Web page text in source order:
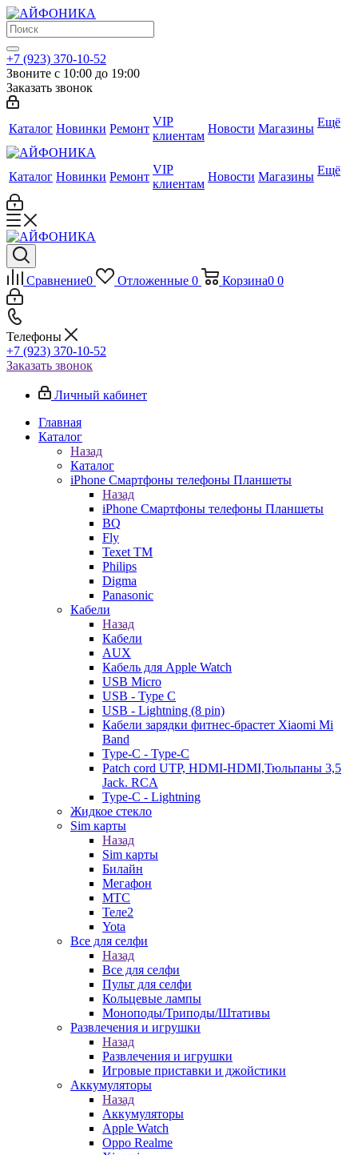
+7 (923) 370-10-52
Звоните с 10:00 до 19:00
Заказать звонок
Каталог Новинки Ремонт
VIP
клиентам
Новости Магазины Ещё
Каталог Новинки Ремонт
VIP
клиентам
Новости Магазины Ещё
Сравнение0 Отложенные 0 Корзина0 0
Телефоны
+7 (923) 370-10-52
Заказать звонок
Личный кабинет
Главная
Каталог
Назад
Каталог
iPhone Смартфоны телефоны Планшеты
Назад
iPhone Смартфоны телефоны Планшеты
BQ
Fly
Texet TM
Philips
Digma
Panasonic
Кабели
Назад
Кабели
AUX
Кабель для Apple Watch
USB Micro
USB - Type C
USB - Lightning (8 pin)
Кабели зарядки фитнес-брастет Xiaomi Mi
Band
Type-C - Type-C
Patch cord UTP, HDMI-HDMI,Тюльпаны 3,5
Jack. RCA
Type-C - Lightning
Жидкое стекло
Sim карты
Назад
Sim карты
Билайн
Мегафон
МТС
Теле2
Yota
Все для селфи
Назад
Все для селфи
Пульт для селфи
Кольцевые лампы
Моноподы/Триподы/Штативы
Развлечения и игрушки
Назад
Развлечения и игрушки
Игровые приставки и джойстики
Аккумуляторы
Назад
Аккумуляторы
Apple Watch
Oppo Realme